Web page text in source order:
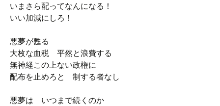
いまさら配ってなんになる！
いい加減にしろ！
悪夢が甦る
大枚な血税 平然と浪費する
無神経この上ない政権に
配布を止めろと 制する者なし
悪夢は いつまで続くのか